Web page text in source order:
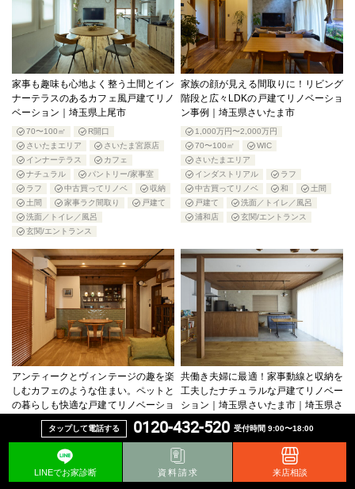
タップして電話する 0120-432-520 受付時間 9:00〜18:00
LINEでお家診断 資料請求 来店相談
家事も趣味も心地よく整う土間とイン
ナーテラスのあるカフェ風戸建てリノ
ベーション｜埼玉県上尾市
70〜100㎡
R開口
さいたまエリア
さいたま宮原店
インナーテラス
カフェ
ナチュラル
パントリー/家事室
ラフ
中古買ってリノベ
収納
土間
家事ラク間取り
戸建て
洗面／トイレ／風呂
玄関/エントランス
家族の顔が見える間取りに！リビング
階段と広々LDKの戸建てリノベーショ
ン事例｜埼玉県さいたま市
1,000万円〜2,000万円
70〜100㎡
WIC
さいたまエリア
インダストリアル
ラフ
中古買ってリノベ
和
土間
戸建て
洗面／トイレ／風呂
浦和店
玄関/エントランス
アンティークとヴィンテージの趣を楽
しむカフェのような住まい。ペットと
の暮らしも快適な戸建てリノベーショ
ン｜埼玉県さいたま市
1,000万円〜2,000万円
さいたまエリア
さいたま宮原店
カフェ
キッチン ペット
共働き夫婦に最適！家事動線と収納を
工夫したナチュラルな戸建てリノベー
ション｜埼玉県さいたま市｜埼玉県さ
いたま市
さいたまエリア
ナチュラル
パントリー/家事室
ラフ